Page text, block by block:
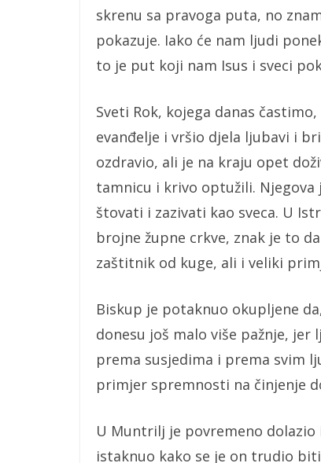
skrenu sa pravoga puta, no
pokazuje. Iako će nam ljudi
to je put koji nam Isus i sveci
Sveti Rok, kojega danas
evanđelje i vršio djela ljubavi i
ozdravio, ali je na kraju opet
tamnicu i krivo optužili.
štovati i zazivati kao sveca. U
brojne župne crkve, znak je to
zaštitnik od kuge, ali i veliki
Biskup je potaknuo okupljene
donesu još malo više pažnje,
prema susjedima i prema svim
primjer spremnosti na činjenje
U Muntrilj je povremeno
istaknuo kako se je on trudio